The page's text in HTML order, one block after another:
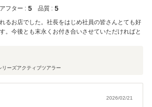
アフター : 5 品質 : 5
るお店でした。社長をはじめ社員の皆さんとても好
。今後とも末永くお付き合いさせていただければと
ーズアクティブツアラー
2026/02/21